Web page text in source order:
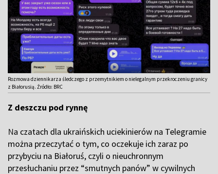
Rozmowa dziennikarza śledczego z przemytnikiem o nielegalnym przekroczeniu granicy
z Białorusią. Źródło: BRC
Z deszczu pod rynnę
Na czatach dla ukraińskich uciekinierów na Telegramie
można przeczytać o tym, co oczekuje ich zaraz po
przybyciu na Białoruś, czyli o nieuchronnym
przesłuchaniu przez “smutnych panów” w cywilnych